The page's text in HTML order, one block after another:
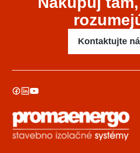
Kontaktujte